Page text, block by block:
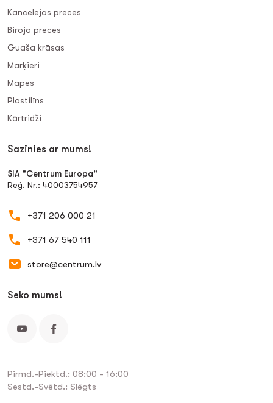
Kancelejas preces
Biroja preces
Guaša krāsas
Marķieri
Mapes
Plastilīns
Kārtridži
Sazinies ar mums!
SIA "Centrum Europa"
Reģ. Nr.: 40003754957
+371 206 000 21
+371 67 540 111
store@centrum.lv
Seko mums!
Pirmd.-Piektd.: 08:00 - 16:00
Sestd.-Svētd.: Slēgts